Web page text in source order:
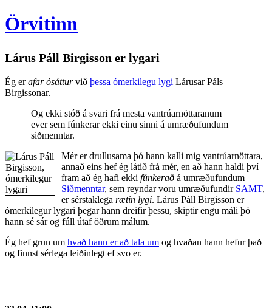
Örvitinn
Lárus Páll Birgisson er lygari
Ég erafar ósátturvið þessa ómerkilegu lygi Lárusar Páls
Birgissonar.
Og ekki stóð á svari frá mesta vantrúarnöttaranum
ever sem fúnkerar ekki einu sinni á umræðufundum
siðmenntar.
Mér er drullusama þó hann kalli mig vantrúarnöttara,
annað eins hef ég látið frá mér, en að hann haldi því
fram að ég hafi ekki fúnkerað á umræðufundum
Siðmenntar, sem reyndar voru umræðufundir SAMT,
er sérstaklega rætin lygi. Lárus Páll Birgisson er
ómerkilegur lygari þegar hann dreifir þessu, skiptir engu máli þó
hann sé sár og fúll útaf öðrum málum.
Ég hef grun um hvað hann er að tala um og hvaðan hann hefur það
og finnst sérlega leiðinlegt ef svo er.